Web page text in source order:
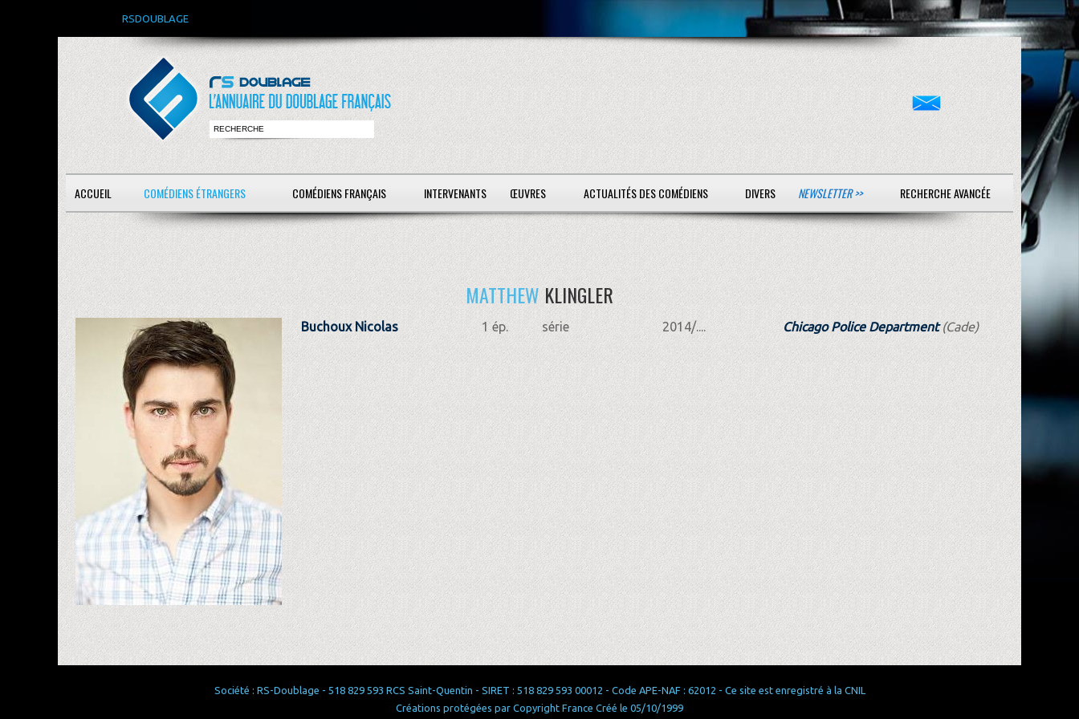
RSDOUBLAGE
ACCUEIL COMÉDIENS ÉTRANGERS COMÉDIENS FRANÇAIS INTERVENANTS ŒUVRES ACTUALITÉS DES COMÉDIENS DIVERS NEWSLETTER >> RECHERCHE AVANCÉE
MATTHEWKLINGLER
Buchoux Nicolas 1 ép. série 2014/.... Chicago Police Department(Cade)
Société : RS-Doublage - 518 829 593 RCS Saint-Quentin - SIRET : 518 829 593 00012 - Code APE-NAF : 62012 - Ce site est enregistré à la CNIL
Créations protégées par Copyright France Créé le 05/10/1999